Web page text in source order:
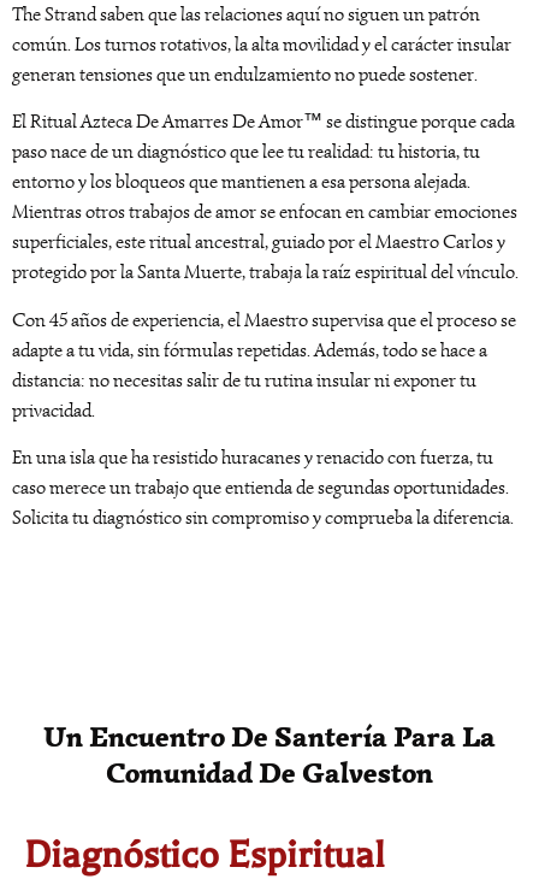
The Strand saben que las relaciones aquí no siguen un patrón
común. Los turnos rotativos, la alta movilidad y el carácter insular
generan tensiones que un endulzamiento no puede sostener.
El Ritual Azteca De Amarres De Amor™ se distingue porque cada
paso nace de un diagnóstico que lee tu realidad: tu historia, tu
entorno y los bloqueos que mantienen a esa persona alejada.
Mientras otros trabajos de amor se enfocan en cambiar emociones
superficiales, este ritual ancestral, guiado por el Maestro Carlos y
protegido por la Santa Muerte, trabaja la raíz espiritual del vínculo.
Con 45 años de experiencia, el Maestro supervisa que el proceso se
adapte a tu vida, sin fórmulas repetidas. Además, todo se hace a
distancia: no necesitas salir de tu rutina insular ni exponer tu
privacidad.
En una isla que ha resistido huracanes y renacido con fuerza, tu
caso merece un trabajo que entienda de segundas oportunidades.
Solicita tu diagnóstico sin compromiso y comprueba la diferencia.
Un Encuentro De Santería Para La
Comunidad De Galveston
Diagnóstico Espiritual